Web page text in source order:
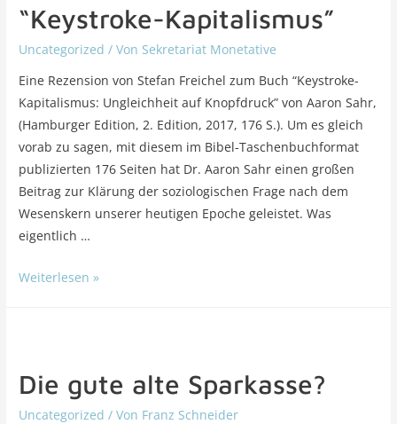
“Keystroke-Kapitalismus”
Uncategorized / Von Sekretariat Monetative
Eine Rezension von Stefan Freichel zum Buch “Keystroke-
Kapitalismus: Ungleichheit auf Knopfdruck” von Aaron Sahr,
(Hamburger Edition, 2. Edition, 2017, 176 S.). Um es gleich
vorab zu sagen, mit diesem im Bibel-Taschenbuchformat
publizierten 176 Seiten hat Dr. Aaron Sahr einen großen
Beitrag zur Klärung der soziologischen Frage nach dem
Wesenskern unserer heutigen Epoche geleistet. Was
eigentlich …
Weiterlesen »
Die gute alte Sparkasse?
Uncategorized / Von Franz Schneider